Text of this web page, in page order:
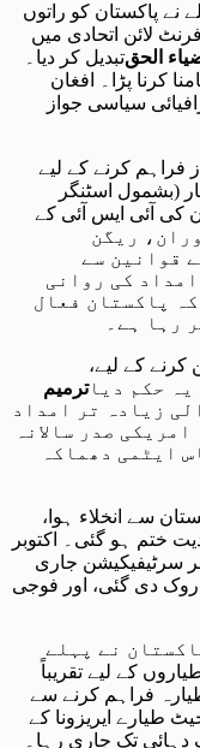
حملے نے پاکستان کو راتوں
لائن اتحادی میں
تبدیل کر دیا۔الحق
کرنا پڑا۔ افغان
سیاسی جواز
فراہم کرنے کے لیے
(بشمول اسٹنگر
کی آئی ایس آئی کے
کے دوران، ریگن
قوانین سے
کی روانی
پاکستان فعال
رہا ہے۔
کے لیے،
ترمیمیہ حکم دیا
زیادہ تر امداد
صدر سالانہ
ایٹمی دھماکہ
سے انخلاء ہوا،
ختم ہو گئی۔ اکتوبر
سرٹیفیکیشن جاری
روک دی گئی، اور فوجی
نے پہلے
فراہم کرنے سے
طیارے ایریزونا کے
دہائی تک جاری رہا۔